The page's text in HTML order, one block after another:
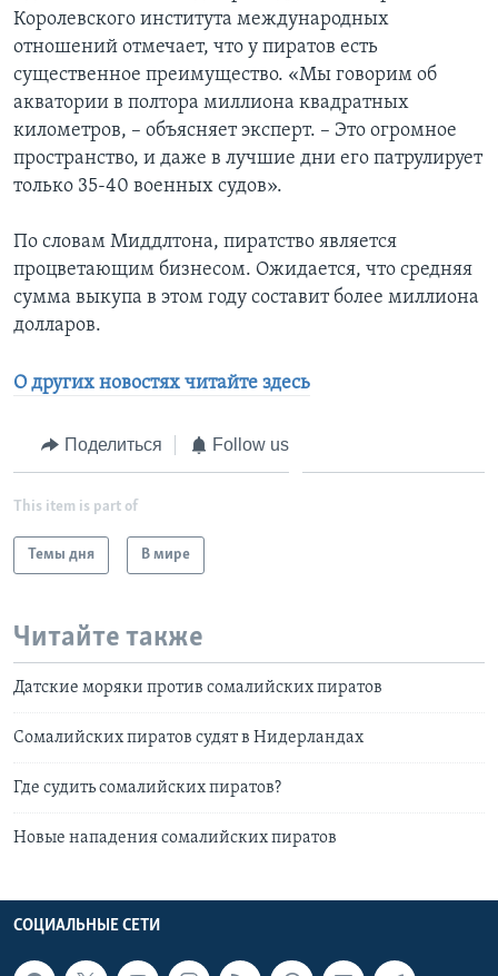
Королевского института международных
отношений отмечает, что у пиратов есть
существенное преимущество. «Мы говорим об
акватории в полтора миллиона квадратных
километров, – объясняет эксперт. – Это огромное
пространство, и даже в лучшие дни его патрулирует
только 35-40 военных судов».
По словам Миддлтона, пиратство является
процветающим бизнесом. Ожидается, что средняя
сумма выкупа в этом году составит более миллиона
долларов.
О других новостях читайте здесь
Поделиться Follow us
This item is part of
Темы дня В мире
Читайте также
Датские моряки против сомалийских пиратов
Сомалийских пиратов судят в Нидерландах
Где судить сомалийских пиратов?
Новые нападения сомалийских пиратов
СОЦИАЛЬНЫЕ СЕТИ